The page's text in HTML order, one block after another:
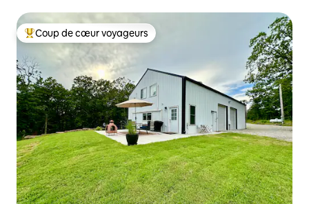
Coups de cœur voyageurs les plus appréciés
Coup de cœur voyageurs